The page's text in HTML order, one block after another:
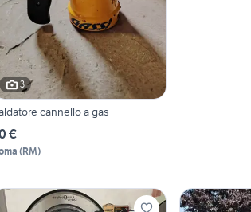
3
cannello a gas
€
(RM)